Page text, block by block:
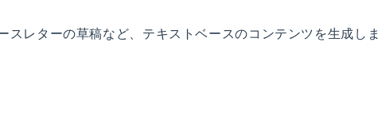
スレターの草稿など、テキストベースのコンテンツを生成しま